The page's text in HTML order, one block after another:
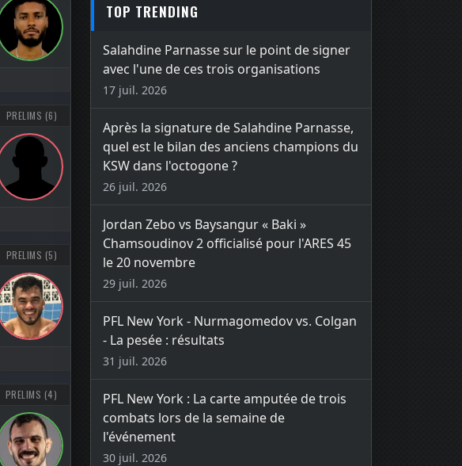
PRELIMS (6)
PRELIMS (5)
PRELIMS (4)
TOP TRENDING
Salahdine Parnasse sur le point de signer
avec l'une de ces trois organisations
17 juil. 2026
Après la signature de Salahdine Parnasse,
quel est le bilan des anciens champions du
KSW dans l'octogone ?
26 juil. 2026
Jordan Zebo vs Baysangur « Baki »
Chamsoudinov 2 officialisé pour l'ARES 45
le 20 novembre
29 juil. 2026
PFL New York - Nurmagomedov vs. Colgan
- La pesée : résultats
31 juil. 2026
PFL New York : La carte amputée de trois
combats lors de la semaine de
l'événement
30 juil. 2026